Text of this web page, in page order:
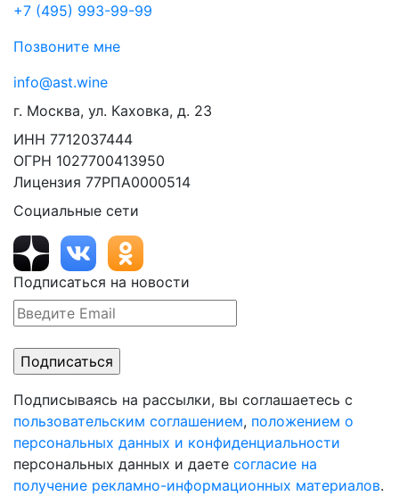
+7 (495) 993-99-99
Позвоните мне
info@ast.wine
г. Москва, ул. Каховка, д. 23
ИНН 7712037444
ОГРН 1027700413950
Лицензия 77РПА0000514
Социальные сети
Подписаться на новости
Подписываясь на рассылки, вы соглашаетесь с
пользовательским соглашением, положением о
персональных данных и конфиденциальности
персональных данных и даете согласие на
получение рекламно-информационных материалов.